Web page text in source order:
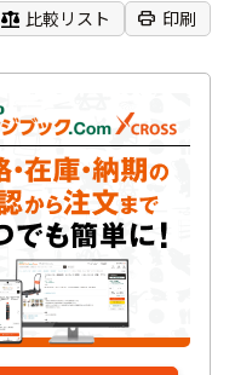
balance 比較リスト print 印刷